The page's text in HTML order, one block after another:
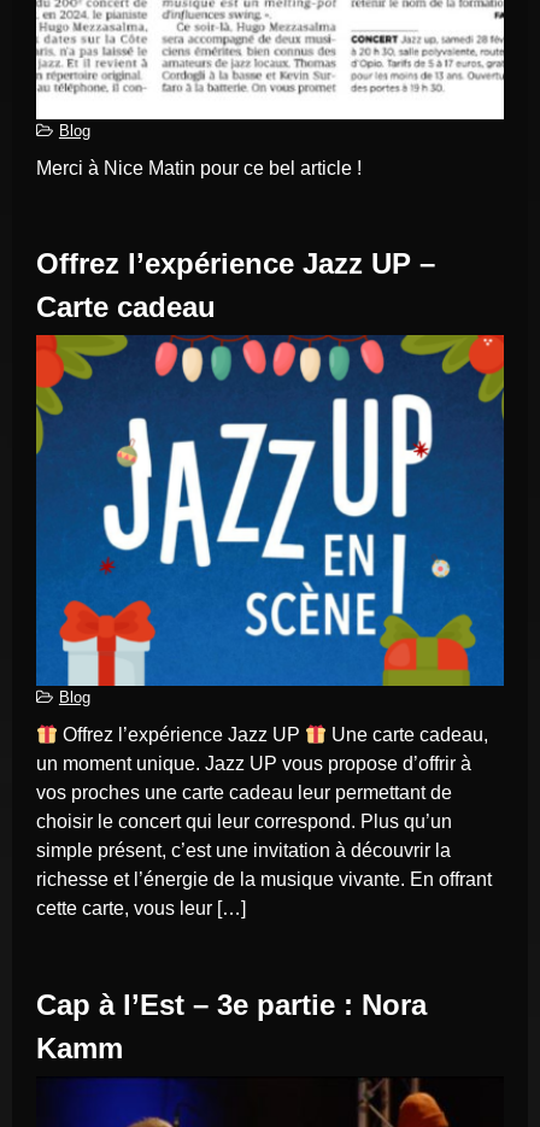
Blog
Merci à Nice Matin pour ce bel article !
Offrez l’expérience Jazz UP –
Carte cadeau
Blog
Offrez l’expérience Jazz UP
Une carte cadeau,
un moment unique. Jazz UP vous propose d’offrir à
vos proches une carte cadeau leur permettant de
choisir le concert qui leur correspond. Plus qu’un
simple présent, c’est une invitation à découvrir la
richesse et l’énergie de la musique vivante. En offrant
cette carte, vous leur […]
Cap à l’Est – 3e partie : Nora
Kamm